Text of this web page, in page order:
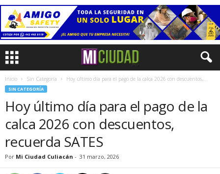
Inicio Sin Categoría Hoy último día para el pago de la calca 2026 con descuentos,...
SIN CATEGORÍA
Hoy último día para el pago de la
calca 2026 con descuentos,
recuerda SATES
Por Mi Ciudad Culiacán - 31 marzo, 2026